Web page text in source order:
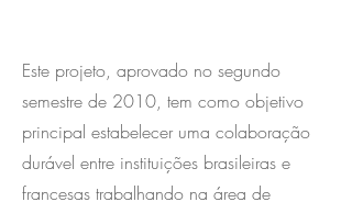
Este projeto, aprovado no segundo
semestre de 2010, tem como objetivo
principal estabelecer uma colaboração
durável entre instituições brasileiras e
francesas trabalhando na área de